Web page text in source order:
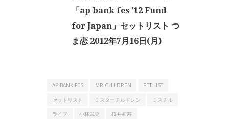
「ap bank fes ’12 Fund
for Japan」セットリスト つ
ま恋 2012年7月16日(月)
AP BANK FES MR.CHILDREN
SET LIST
セットリスト
ミスターチルドレン
ミスチル
ライブ
小林武史 桜井和寿